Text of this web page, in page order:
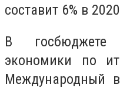
составит 6% в
В госбюджете
экономики по
Международный